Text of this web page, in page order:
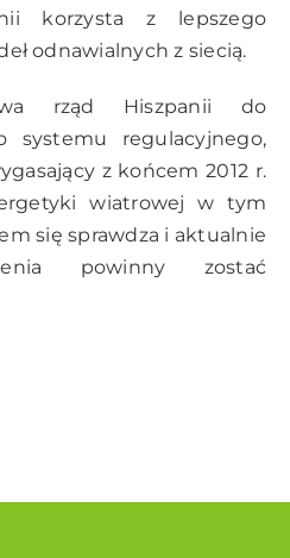
korzysta z lepszego
odnawialnych z siecią.
rząd Hiszpanii do
systemu regulacyjnego,
z końcem 2012 r.
wiatrowej w tym
się sprawdza i aktualnie
powinny zostać